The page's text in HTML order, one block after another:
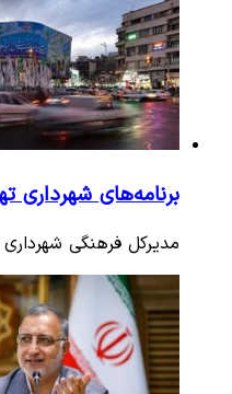
برنامه‌های شهرداری
مدیرکل فرهنگی